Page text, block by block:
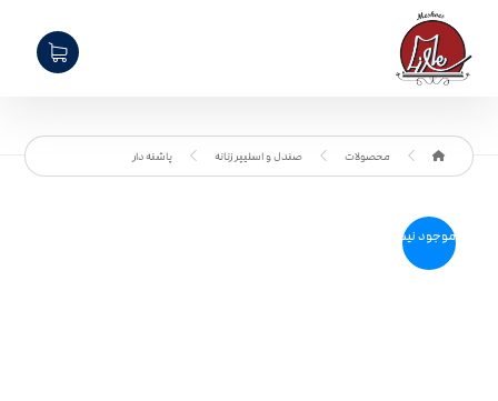
محصولات صندل و اسلیپر زنانه پاشنه دار
موجود نیست